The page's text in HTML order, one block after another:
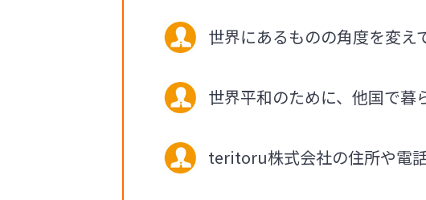
世界にあるものの角度を変
世界平和のために、他国で
teritoru株式会社の住所や電